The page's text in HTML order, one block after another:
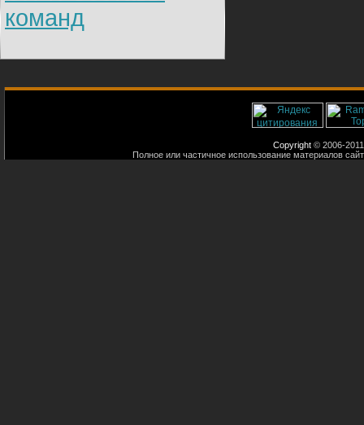
команд
Copyright © 2006-
Полное или частичное использование материалов